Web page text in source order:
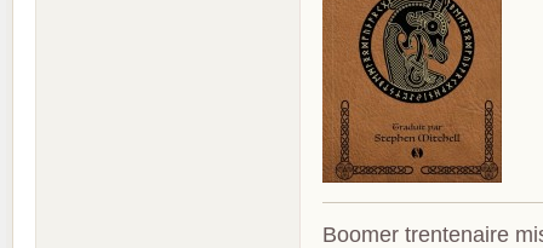
Boomer trentenaire